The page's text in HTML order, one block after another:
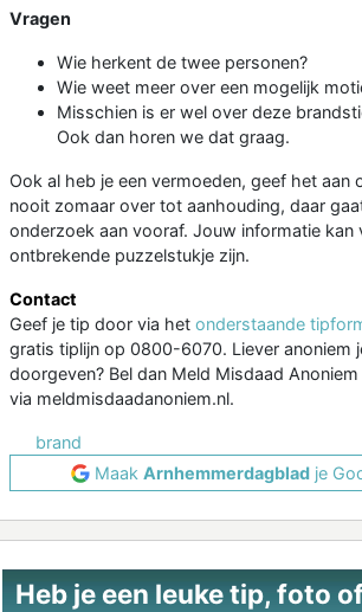
Vragen
Wie herkent de twee personen?
Wie weet meer over een mogelijk
Misschien is er wel over deze
Ook dan horen we dat graag.
Ook al heb je een vermoeden, geef het aan
nooit zomaar over tot aanhouding, daar
onderzoek aan vooraf. Jouw informatie kan
ontbrekende puzzelstukje zijn.
Contact
Geef je tip door via het onderstaande
gratis tiplijn op 0800-6070. Liever anoniem
doorgeven? Bel dan Meld Misdaad
via meldmisdaadanoniem.nl.
brand
Maak Arnhemmerdagblad je
Heb je een leuke tip, foto